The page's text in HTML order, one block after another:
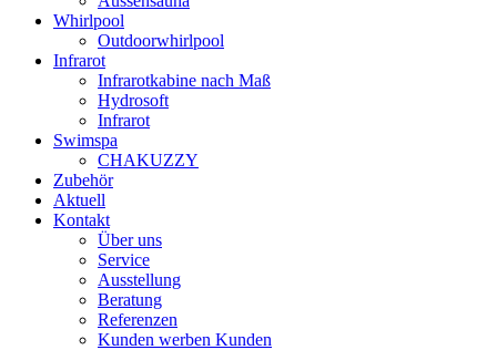
Whirlpool
Outdoorwhirlpool
Infrarot
Infrarotkabine nach Maß
Hydrosoft
Infrarot
Swimspa
CHAKUZZY
Zubehör
Aktuell
Kontakt
Über uns
Service
Ausstellung
Beratung
Referenzen
Kunden werben Kunden